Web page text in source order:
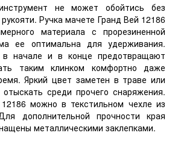
не может обойтись без
Ручка мачете Гранд Вей 12186
материала с прорезиненной
ее оптимальна для удерживания.
начале и в конце предотвращают
таким клинком комфортно даже
Яркий цвет заметен в траве или
среди прочего снаряжения.
можно в текстильном чехле из
дополнительной прочности края
металлическими заклепками.